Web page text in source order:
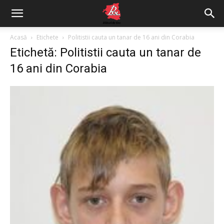
Acasă Etichete Politistii cauta un tanar de 16 ani din Corabia
Etichetă: Politistii cauta un tanar de
16 ani din Corabia